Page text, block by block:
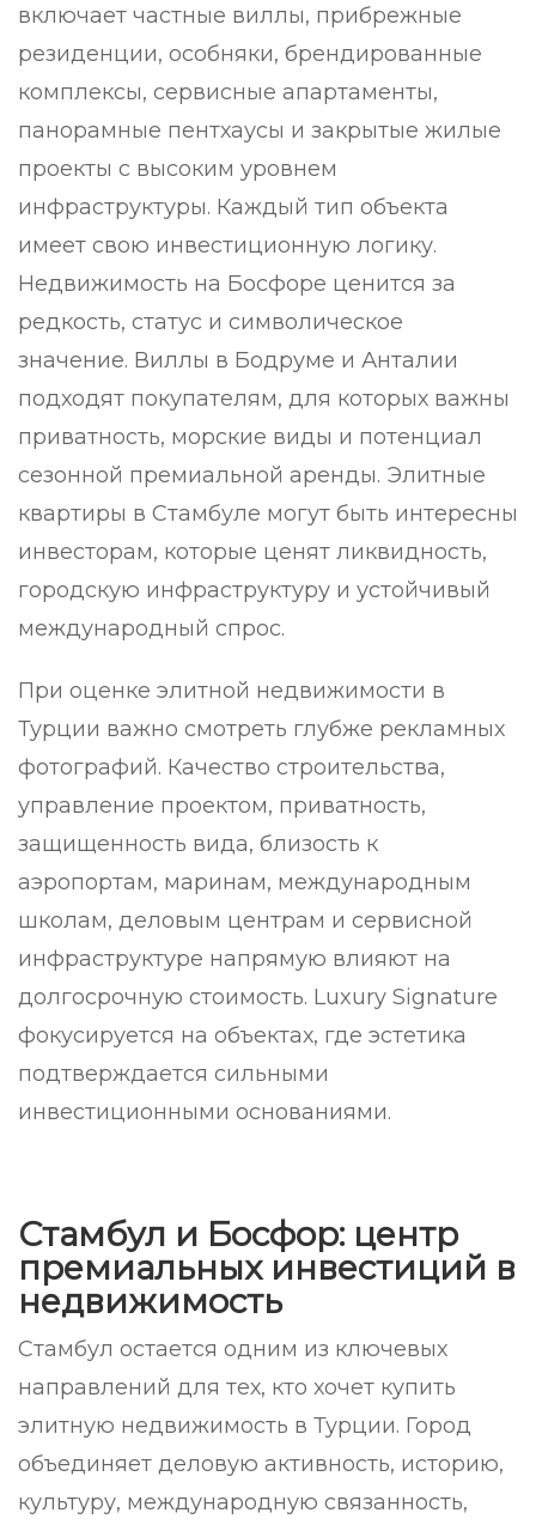
включает частные виллы, прибрежные
резиденции, особняки, брендированные
комплексы, сервисные апартаменты,
панорамные пентхаусы и закрытые жилые
проекты с высоким уровнем
инфраструктуры. Каждый тип объекта
имеет свою инвестиционную логику.
Недвижимость на Босфоре ценится за
редкость, статус и символическое
значение. Виллы в Бодруме и Анталии
подходят покупателям, для которых важны
приватность, морские виды и потенциал
сезонной премиальной аренды. Элитные
квартиры в Стамбуле могут быть интересны
инвесторам, которые ценят ликвидность,
городскую инфраструктуру и устойчивый
международный спрос.
При оценке элитной недвижимости в
Турции важно смотреть глубже рекламных
фотографий. Качество строительства,
управление проектом, приватность,
защищенность вида, близость к
аэропортам, маринам, международным
школам, деловым центрам и сервисной
инфраструктуре напрямую влияют на
долгосрочную стоимость. Luxury Signature
фокусируется на объектах, где эстетика
подтверждается сильными
инвестиционными основаниями.
Стамбул и Босфор: центр
премиальных инвестиций в
недвижимость
Стамбул остается одним из ключевых
направлений для тех, кто хочет купить
элитную недвижимость в Турции. Город
объединяет деловую активность, историю,
культуру, международную связанность,